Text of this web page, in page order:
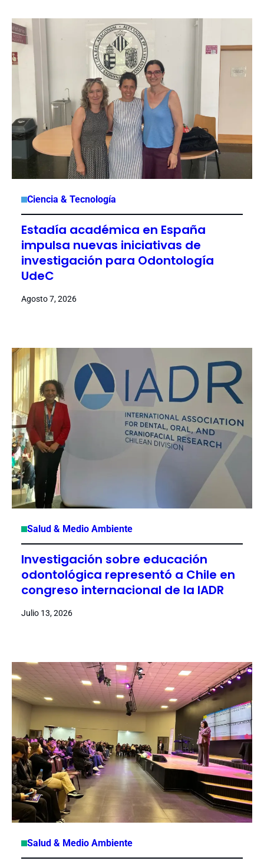
Ciencia & Tecnología
Estadía académica en España
impulsa nuevas iniciativas de
investigación para Odontología
UdeC
Agosto 7, 2026
Salud & Medio Ambiente
Investigación sobre educación
odontológica representó a Chile en
congreso internacional de la IADR
Julio 13, 2026
Salud & Medio Ambiente